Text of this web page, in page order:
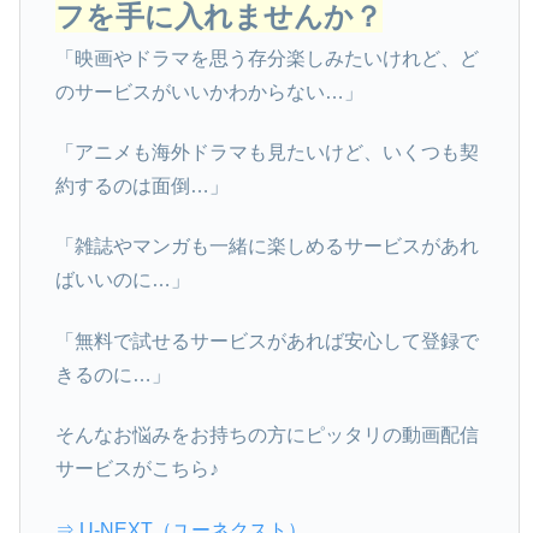
フを手に入れませんか？
「映画やドラマを思う存分楽しみたいけれど、ど
のサービスがいいかわからない…」
「アニメも海外ドラマも見たいけど、いくつも契
約するのは面倒…」
「雑誌やマンガも一緒に楽しめるサービスがあれ
ばいいのに…」
「無料で試せるサービスがあれば安心して登録で
きるのに…」
そんなお悩みをお持ちの方にピッタリの動画配信
サービスがこちら♪